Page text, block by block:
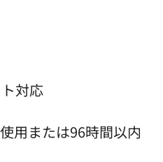
対応
用または96時間以内